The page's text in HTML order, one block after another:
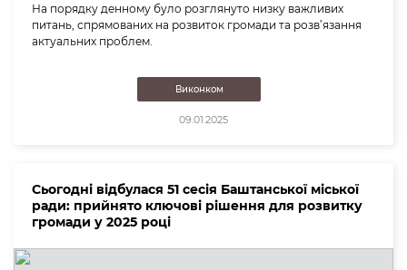
На порядку денному було розглянуто низку важливих
питань, спрямованих на розвиток громади та розв’язання
актуальних проблем.
Виконком
09.01.2025
Сьогодні відбулася 51 сесія Баштанської міської
ради: прийнято ключові рішення для розвитку
громади у 2025 році